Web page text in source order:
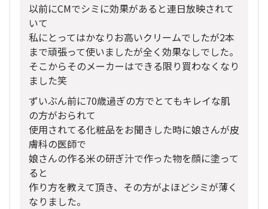
以前にCMでシミに効果があると連日放映されて
いて
私にとってはかなりお高いクリームでしたが2本
まで頑張って使いましたが全く効果なしでした。
そこからそのメーカーはできる限り買わなくなり
ました笑
ずいぶん前に70歳過ぎの方でとてもキレイな肌
の方がおられて
使用されてる化粧品をお聞きした時に娘さんが皮
膚科の医師で
娘さんの作る米の研ぎ汁で作った物を顔に塗って
ると
作り方を教えて頂き、その方がよほどシミが薄く
なりました。